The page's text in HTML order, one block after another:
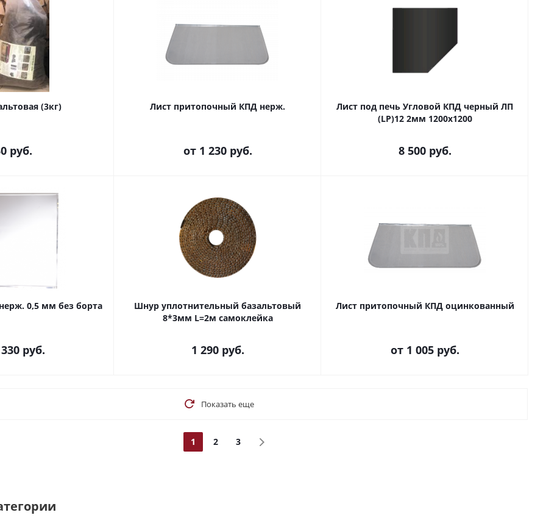
Вата базальтовая (3кг)
руб.
Лист притопочный КПД нерж.
от 1 230 руб.
Лист под печь Угловой КПД черный ЛП
(LP)12 2мм 1200х1200
8 500руб.
0,5 мм без борта
руб.
Шнур уплотнительный базальтовый
8*3мм L=2м самоклейка
1 290руб.
Лист притопочный КПД оцинкованный
от 1 005 руб.
Показать еще
1 2 3